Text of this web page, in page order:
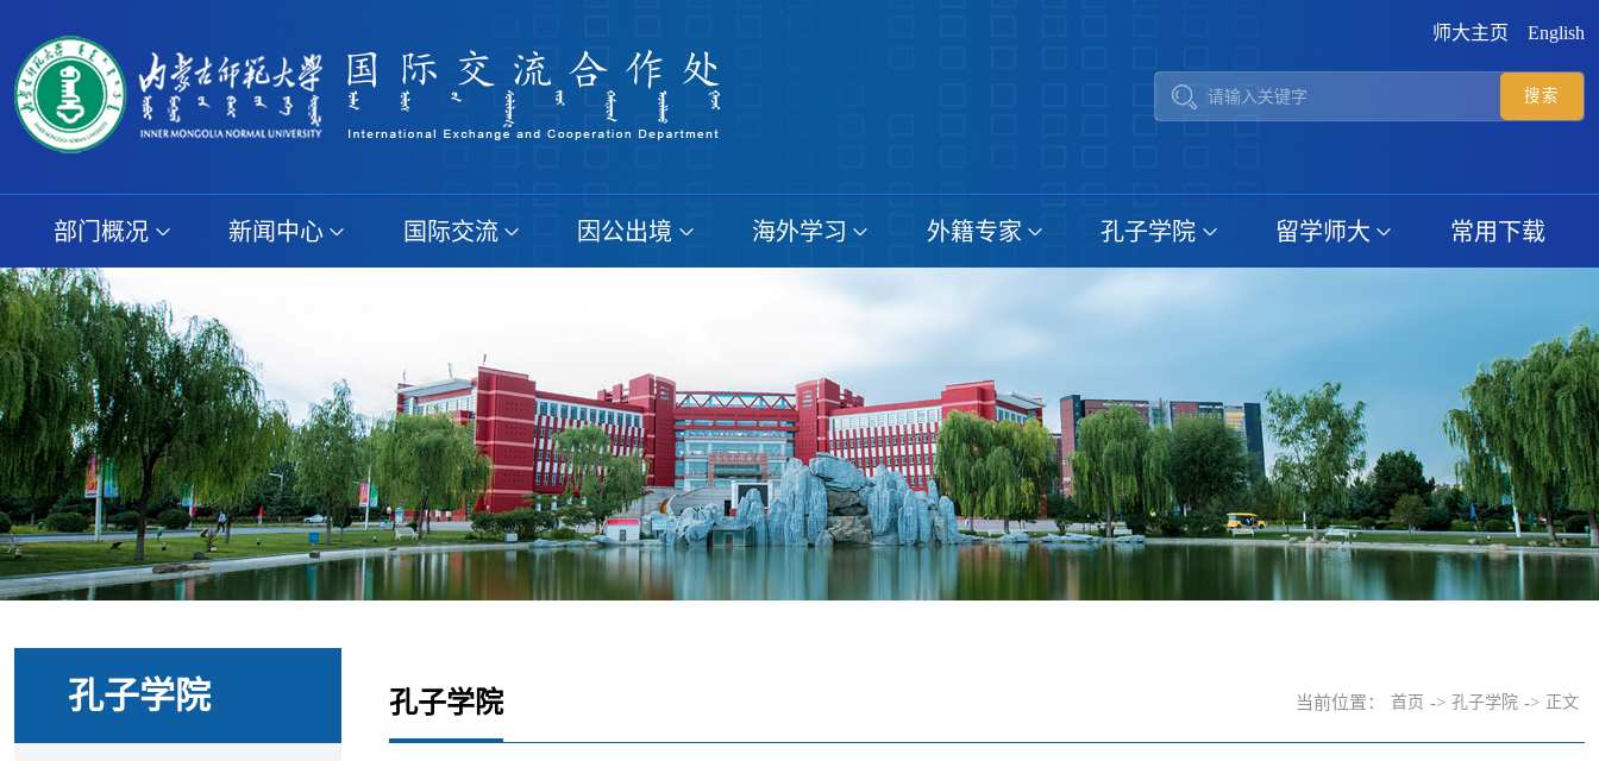
师大主页 English
部门概况 新闻中心 国际交流 因公出境 海外学习 外籍专家 孔子学院 留学师大 常用下载
孔子学院 孔子学院 当前位置： 首页 -> 孔子学院 -> 正文